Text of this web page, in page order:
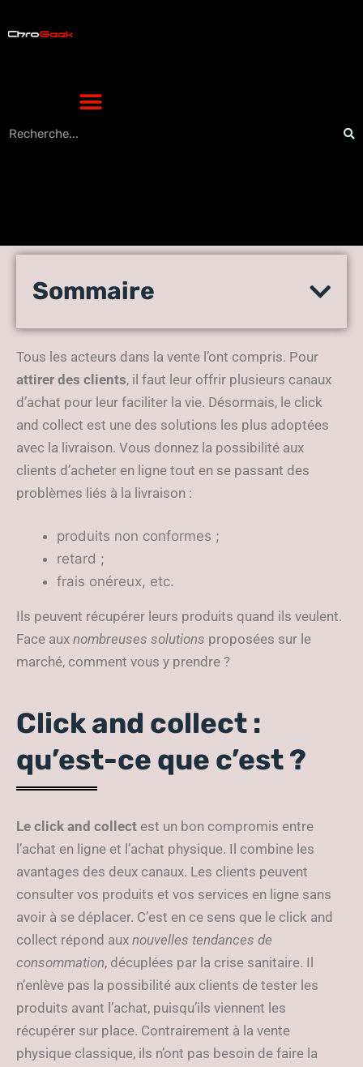
Comment bien choisir sa
collect ?
Sommaire
Tous les acteurs dans la vente l’ont compris. Pour
attirer des clients, il faut leur offrir plusieurs canaux
d’achat pour leur faciliter la vie. Désormais, le click
and collect est une des solutions les plus adoptées
avec la livraison. Vous donnez la possibilité aux
clients d’acheter en ligne tout en se passant des
problèmes liés à la livraison :
produits non conformes ;
retard ;
frais onéreux, etc.
Ils peuvent récupérer leurs produits quand ils veulent.
Face aux nombreuses solutions proposées sur le
marché, comment vous y prendre ?
Click and collect :
qu’est-ce que c’est ?
Le click and collect est un bon compromis entre
l’achat en ligne et l’achat physique. Il combine les
avantages des deux canaux. Les clients peuvent
consulter vos produits et vos services en ligne sans
avoir à se déplacer. C’est en ce sens que le click and
collect répond aux nouvelles tendances de
consommation, décuplées par la crise sanitaire. Il
n’enlève pas la possibilité aux clients de tester les
produits avant l’achat, puisqu’ils viennent les
récupérer sur place. Contrairement à la vente
physique classique, ils n’ont pas besoin de faire la